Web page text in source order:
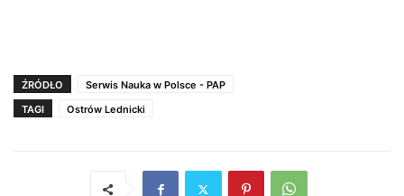
ŹRÓDŁO
Serwis Nauka w Polsce - PAP
TAGI
Ostrów Lednicki